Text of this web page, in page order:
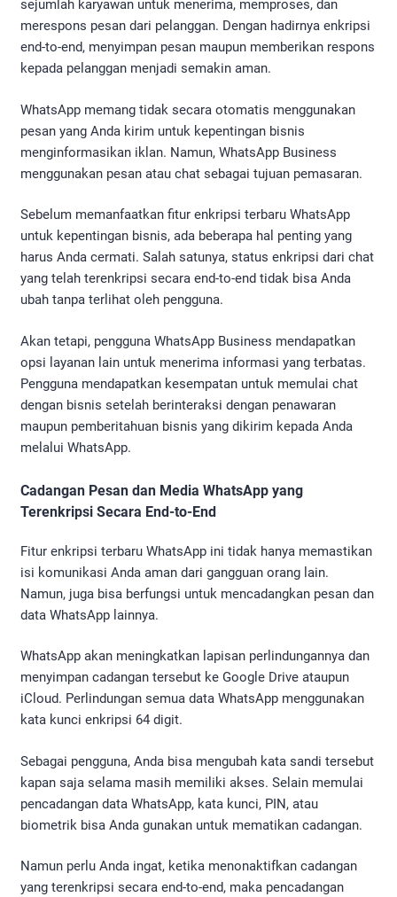
sejumlah karyawan untuk menerima, memproses, dan
merespons pesan dari pelanggan. Dengan hadirnya enkripsi
end-to-end, menyimpan pesan maupun memberikan respons
kepada pelanggan menjadi semakin aman.
WhatsApp memang tidak secara otomatis menggunakan
pesan yang Anda kirim untuk kepentingan bisnis
menginformasikan iklan. Namun, WhatsApp Business
menggunakan pesan atau chat sebagai tujuan pemasaran.
Sebelum memanfaatkan fitur enkripsi terbaru WhatsApp
untuk kepentingan bisnis, ada beberapa hal penting yang
harus Anda cermati. Salah satunya, status enkripsi dari chat
yang telah terenkripsi secara end-to-end tidak bisa Anda
ubah tanpa terlihat oleh pengguna.
Akan tetapi, pengguna WhatsApp Business mendapatkan
opsi layanan lain untuk menerima informasi yang terbatas.
Pengguna mendapatkan kesempatan untuk memulai chat
dengan bisnis setelah berinteraksi dengan penawaran
maupun pemberitahuan bisnis yang dikirim kepada Anda
melalui WhatsApp.
Cadangan Pesan dan Media WhatsApp yang
Terenkripsi Secara End-to-End
Fitur enkripsi terbaru WhatsApp ini tidak hanya memastikan
isi komunikasi Anda aman dari gangguan orang lain.
Namun, juga bisa berfungsi untuk mencadangkan pesan dan
data WhatsApp lainnya.
WhatsApp akan meningkatkan lapisan perlindungannya dan
menyimpan cadangan tersebut ke Google Drive ataupun
iCloud. Perlindungan semua data WhatsApp menggunakan
kata kunci enkripsi 64 digit.
Sebagai pengguna, Anda bisa mengubah kata sandi tersebut
kapan saja selama masih memiliki akses. Selain memulai
pencadangan data WhatsApp, kata kunci, PIN, atau
biometrik bisa Anda gunakan untuk mematikan cadangan.
Namun perlu Anda ingat, ketika menonaktifkan cadangan
yang terenkripsi secara end-to-end, maka pencadangan